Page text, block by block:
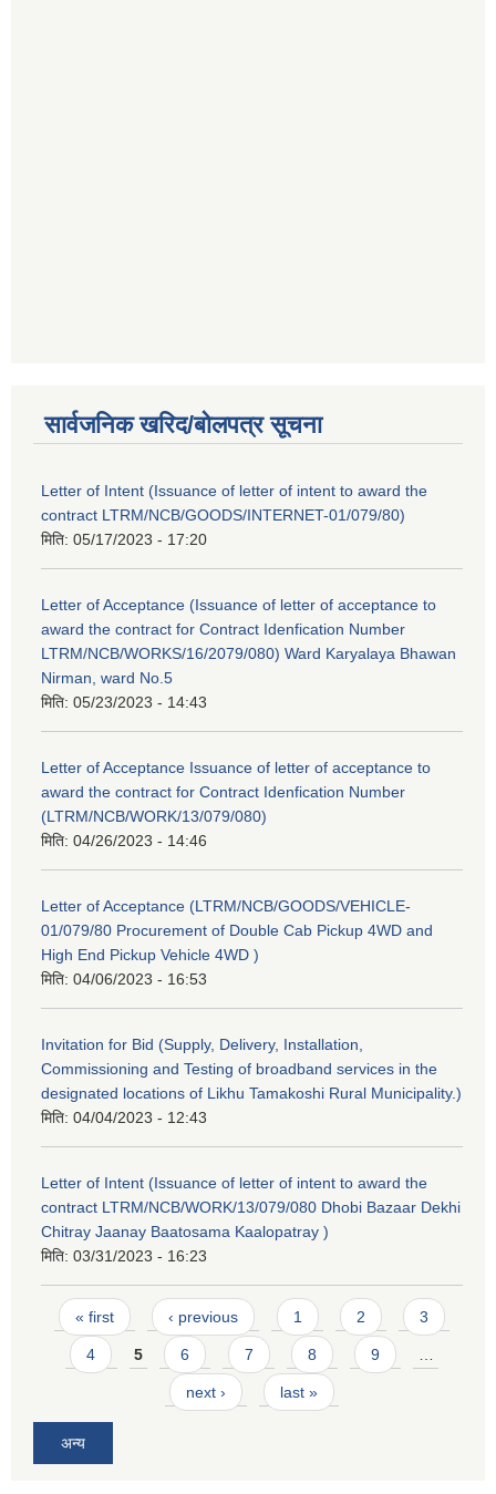
सार्वजनिक खरिद/बोलपत्र सूचना
Letter of Intent (Issuance of letter of intent to award the
contract LTRM/NCB/GOODS/INTERNET-01/079/80)
मिति: 05/17/2023 - 17:20
Letter of Acceptance (Issuance of letter of acceptance to
award the contract for Contract Idenfication Number
LTRM/NCB/WORKS/16/2079/080) Ward Karyalaya Bhawan
Nirman, ward No.5
मिति: 05/23/2023 - 14:43
Letter of Acceptance Issuance of letter of acceptance to
award the contract for Contract Idenfication Number
(LTRM/NCB/WORK/13/079/080)
मिति: 04/26/2023 - 14:46
Letter of Acceptance (LTRM/NCB/GOODS/VEHICLE-
01/079/80 Procurement of Double Cab Pickup 4WD and
High End Pickup Vehicle 4WD )
मिति: 04/06/2023 - 16:53
Invitation for Bid (Supply, Delivery, Installation,
Commissioning and Testing of broadband services in the
designated locations of Likhu Tamakoshi Rural Municipality.)
मिति: 04/04/2023 - 12:43
Letter of Intent (Issuance of letter of intent to award the
contract LTRM/NCB/WORK/13/079/080 Dhobi Bazaar Dekhi
Chitray Jaanay Baatosama Kaalopatray )
मिति: 03/31/2023 - 16:23
Pages
« first ‹ previous 1 2 3
4 5 6 7 8 9
next › last »
अन्य